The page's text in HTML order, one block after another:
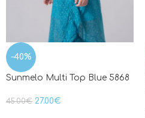
-40%
Sunmelo Multi Top Blue 5868
45.00€ 27.00€